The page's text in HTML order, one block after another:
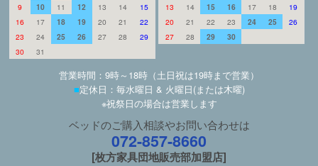
9
10 11 12 13 14
15
16
17 18 19 20 21
22
23
24 25 26 27 28
29
30
31
13
14 15 16 17 18
19
20
21 22 23 24 25
26
27
28 29 30
営業時間：9時～18時（土日祝は19時まで営業）
■定休日：毎水曜日 & 火曜日(または木曜)
※祝祭日の場合は営業します
ベッドのご購入相談やお問い合わせは
072-857-8660
[枚方家具団地販売部加盟店]